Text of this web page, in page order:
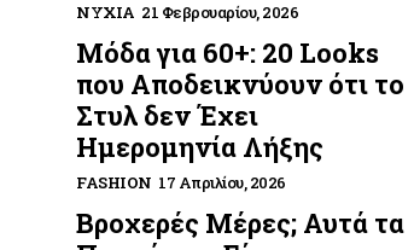
ΝΎΧΙΑ 21 Φεβρουαρίου, 2026
Μόδα για 60+: 20 Looks
που Αποδεικνύουν ότι το
Στυλ δεν Έχει
Ημερομηνία Λήξης
FASHION 17 Απριλίου, 2026
Βροχερές Μέρες; Αυτά τα